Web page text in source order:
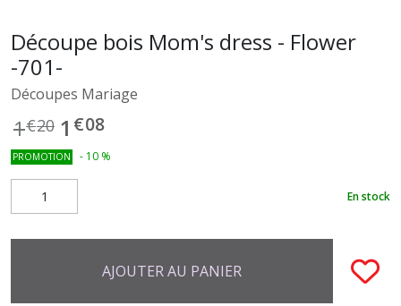
Découpe bois Mom's dress - Flower
-701-
Découpes Mariage
1€20 1 €08
PROMOTION - 10 %
En stock
AJOUTER AU PANIER